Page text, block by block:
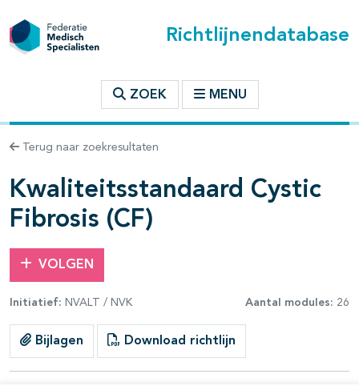
Richtlijnendatabase
ZOEK MENU
Terug naar zoekresultaten
Kwaliteitsstandaard Cystic
Fibrosis (CF)
VOLGEN
Initiatief: NVALT / NVK Aantal modules: 26
Bijlagen Download richtlijn
binnen deze richtlijn